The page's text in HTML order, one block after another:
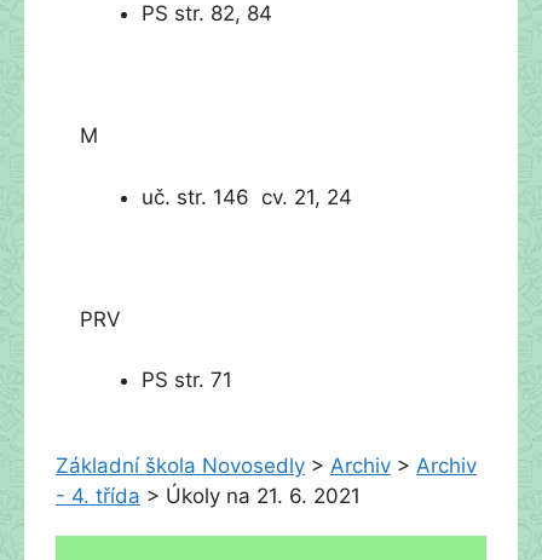
PS str. 82, 84
M
uč. str. 146 cv. 21, 24
PRV
PS str. 71
Základní škola Novosedly > Archiv > Archiv
- 4. třída > Úkoly na 21. 6. 2021